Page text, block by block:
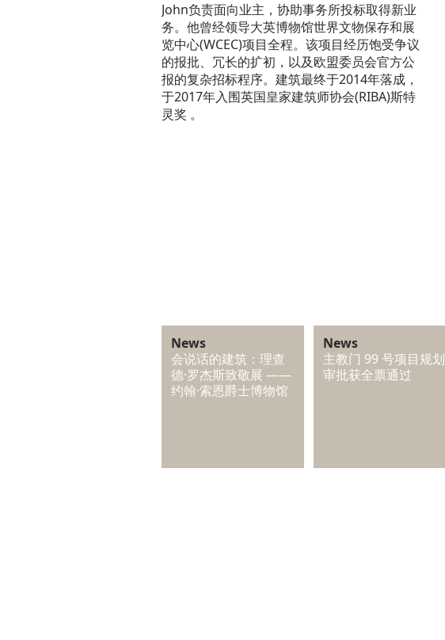
John负责面向业主，协助事务所投标取得新业
务。他曾经领导大英博物馆世界文物保存和展
览中心(WCEC)项目全程。该项目经历饱受争议
的报批、冗长的扩初，以及欧盟委员会官方公
报的复杂招标程序。建筑最终于2014年落成，
于2017年入围英国皇家建筑师协会(RIBA)斯特
灵奖 。
News
会说话的建筑：理查
德·罗杰斯致敬展 ——
约翰·索恩爵士博物馆
News
主教门 99 号项目规划
审批获全票通过